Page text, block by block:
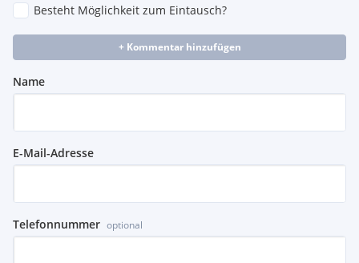
Besteht Möglichkeit zum Eintausch?
+ Kommentar hinzufügen
Name
E-Mail-Adresse
Telefonnummer optional